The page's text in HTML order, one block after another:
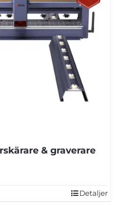
& graverare
Detaljer